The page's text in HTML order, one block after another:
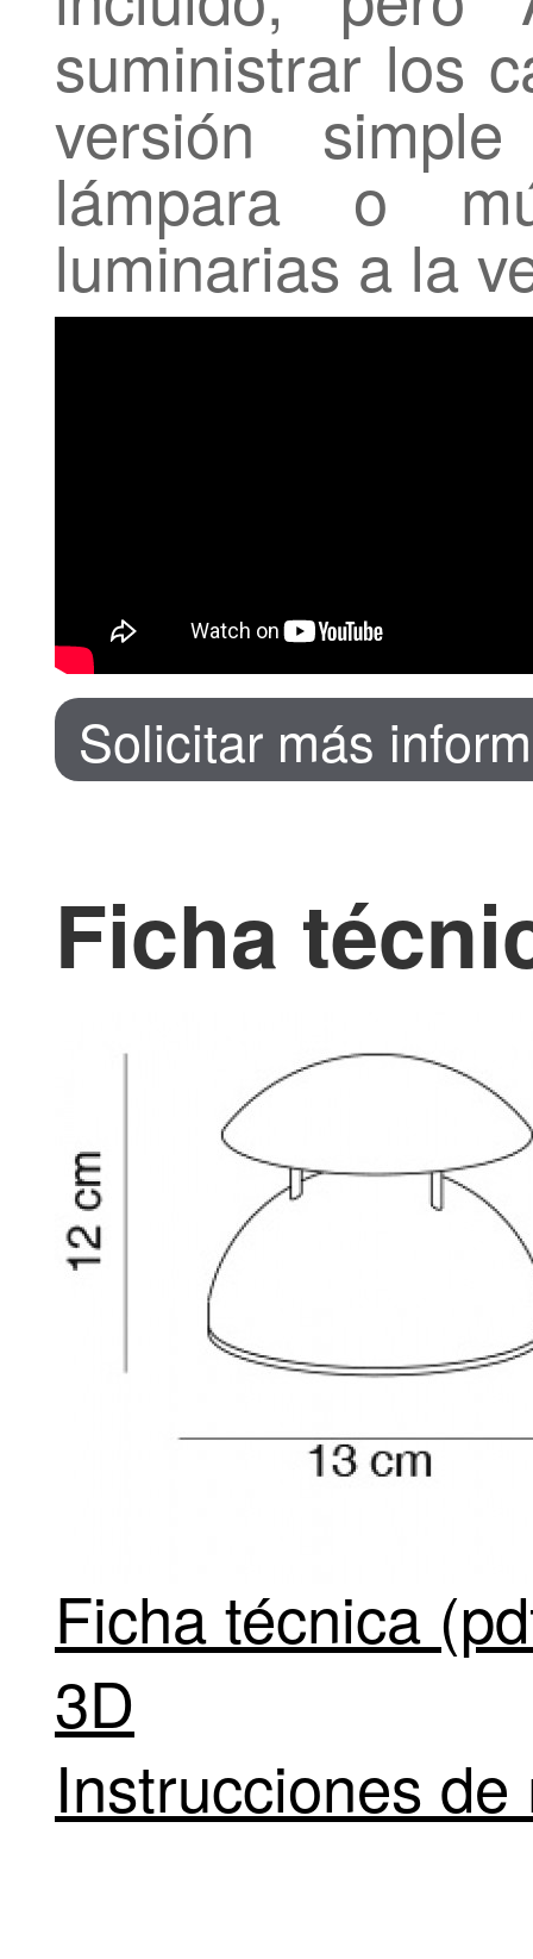
suministrar los
versión
lámpara o
luminarias a la
Solicitar más
Ficha
Ficha técnica
3D
Instrucciones